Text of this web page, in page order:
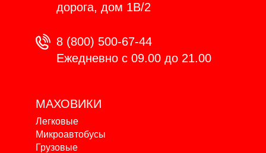
дорога, дом 1В/2
8 (800) 500-67-44
Ежедневно с 09.00 до 21.00
МАХОВИКИ
Легковые
Микроавтобусы
Грузовые